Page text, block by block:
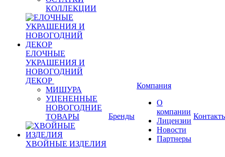
КОЛЛЕКЦИИ
ЕЛОЧНЫЕ
УКРАШЕНИЯ И
НОВОГОДНИЙ
ДЕКОР
МИШУРА
УЦЕНЕННЫЕ
НОВОГОДНИЕ
ТОВАРЫ
ХВОЙНЫЕ ИЗДЕЛИЯ
Бренды
Компания
О
компании
Лицензии
Новости
Партнеры